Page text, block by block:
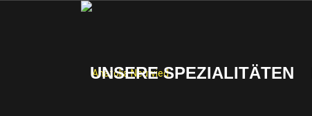
UNSERE SPEZIALITÄTEN